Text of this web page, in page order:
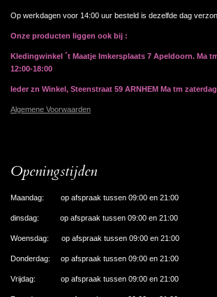
Op werkdagen voor 14:00 uur besteld is dezelfde dag
Onze producten liggen ook bij :
Kledingwinkel ´t Maatje Imkersplaats 7 Apeldoorn. Ma
12:00-18:00
Ieder zn Winkel, Steenstraat 59 ARNHEM Ma tm
Algemene Voorwaarden
Openingstijden
Maandag: op afspraak tussen 09:00 en 21:00
dinsdag: op afspraak tussen 09:00 en 21:00
Woensdag: op afspraak tussen 09:00 en 21:00
Donderdag: op afspraak tussen 09:00 en 21:00
Vrijdag: op afspraak tussen 09:00 en 21:00